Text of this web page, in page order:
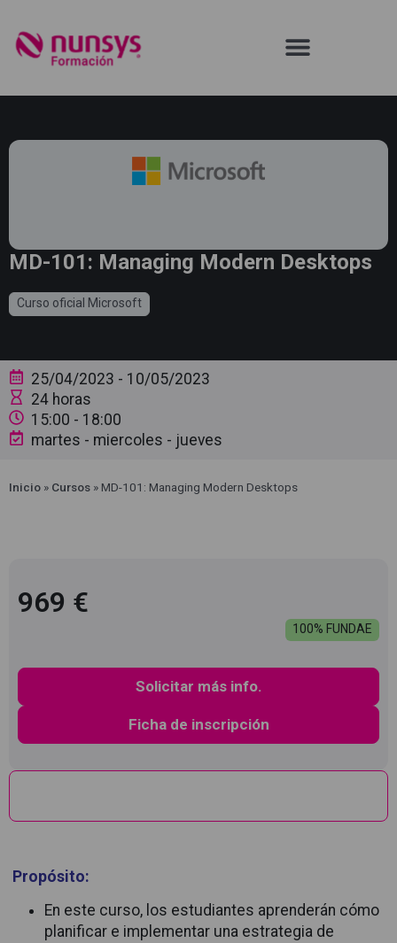
MD-101: Managing Modern Desktops
Curso oficial Microsoft
25/04/2023 - 10/05/2023
24 horas
15:00 - 18:00
martes - miercoles - jueves
Inicio » Cursos » MD-101: Managing Modern Desktops
Propósito:
En este curso, los estudiantes aprenderán cómo
planificar e implementar una estrategia de
969 €
100% FUNDAE
Solicitar más info.
Ficha de inscripción